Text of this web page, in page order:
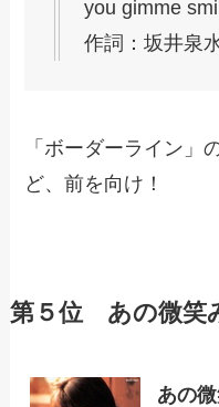
you gimme
作詞：坂井泉
「ボーダーライン」
ど、前を向け！
第５位 あの微笑
あの